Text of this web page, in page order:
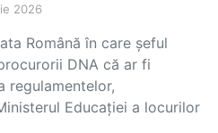
2026
Română în care șeful
DNA că ar fi
regulamentelor,
Educației a locurilor